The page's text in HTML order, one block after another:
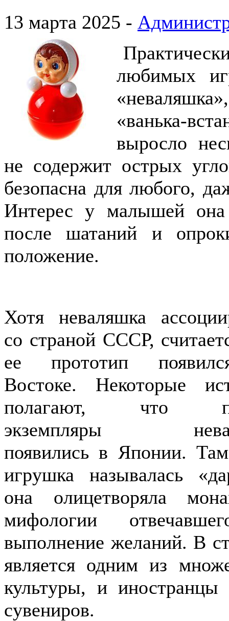
13 марта 2025 -
любимых
«ванька-
выросло
не содержит острых
безопасна для любого,
Интерес у малышей она
после шатаний и
положение.
Хотя неваляшка
со страной СССР,
ее прототип
Востоке. Некоторые
полагают, что
экземпляры
появились в Японии.
игрушка называлась
она олицетворяла
мифологии
выполнение желаний. В
является одним из
культуры, и
сувениров.